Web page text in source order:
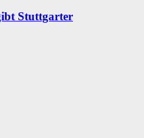
Stuttgarter